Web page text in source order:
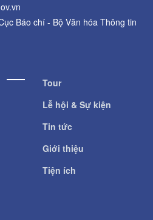
Báo chí - Bộ Văn hóa Thông tin
Tour
Lễ hội & Sự kiện
Tin tức
Giới thiệu
Tiện ích